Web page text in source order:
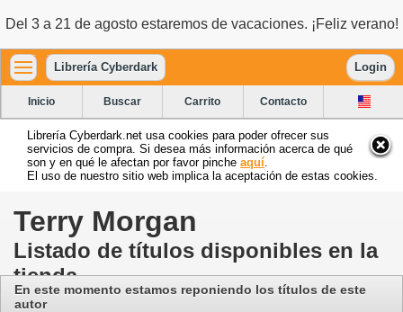
Del 3 a 21 de agosto estaremos de vacaciones. ¡Feliz verano!
Librería Cyberdark Login
Inicio Buscar Carrito Contacto
Librería Cyberdark.net usa cookies para poder ofrecer sus
servicios de compra. Si desea más información acerca de qué
son y en qué le afectan por favor pinche aquí
El uso de nuestro sitio web implica la aceptación de estas cookies.
Terry Morgan
Listado de títulos disponibles en la
tienda
En este momento estamos reponiendo los títulos de este
autor